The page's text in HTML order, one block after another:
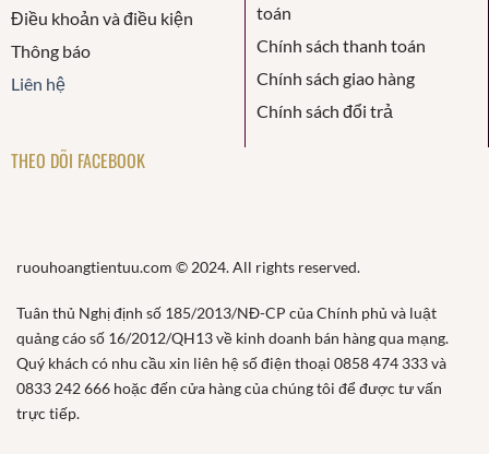
Điều khoản và điều kiện
Thông báo
Liên hệ
toán
Chính sách thanh toán
Chính sách giao hàng
Chính sách đổi trả
THEO DÕI FACEBOOK
ruouhoangtientuu.com © 2024. All rights reserved.
Tuân thủ Nghị định số 185/2013/NĐ-CP của Chính phủ và luật
quảng cáo số 16/2012/QH13 về kinh doanh bán hàng qua mạng.
Quý khách có nhu cầu xin liên hệ số điện thoại 0858 474 333 và
0833 242 666 hoặc đến cửa hàng của chúng tôi để được tư vấn
trực tiếp.